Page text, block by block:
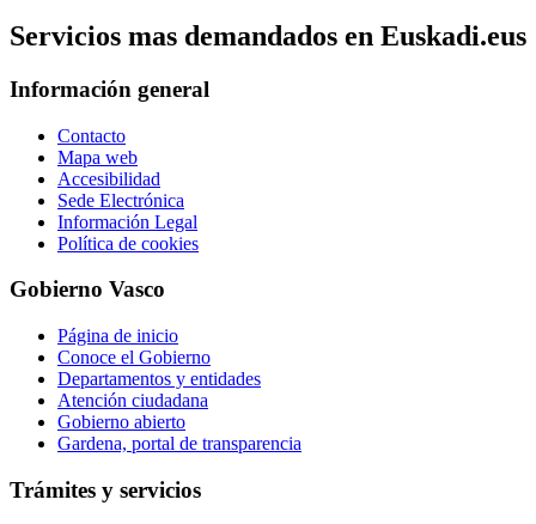
Servicios mas demandados en Euskadi.eus
Información general
Contacto
Mapa web
Accesibilidad
Sede Electrónica
Información Legal
Política de cookies
Gobierno Vasco
Página de inicio
Conoce el Gobierno
Departamentos y entidades
Atención ciudadana
Gobierno abierto
Gardena, portal de transparencia
Trámites y servicios